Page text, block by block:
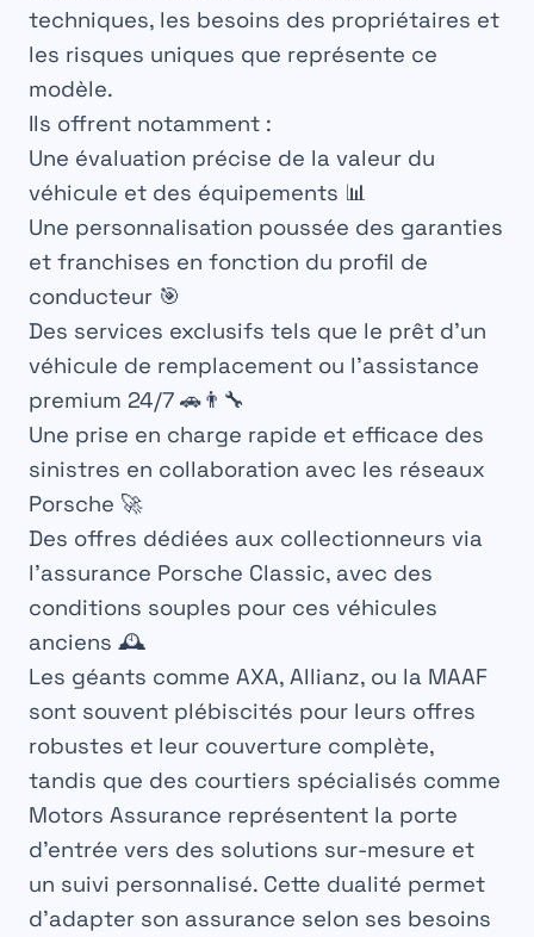
techniques, les besoins des propriétaires et
les risques uniques que représente ce
modèle.
Ils offrent notamment :
Une évaluation précise de la valeur du
véhicule et des équipements 📊
Une personnalisation poussée des garanties
et franchises en fonction du profil de
conducteur 🎯
Des services exclusifs tels que le prêt d’un
véhicule de remplacement ou l’assistance
premium 24/7 🚗👨‍🔧
Une prise en charge rapide et efficace des
sinistres en collaboration avec les réseaux
Porsche 🚀
Des offres dédiées aux collectionneurs via
l’assurance Porsche Classic, avec des
conditions souples pour ces véhicules
anciens 🕰️
Les géants comme AXA, Allianz, ou la MAAF
sont souvent plébiscités pour leurs offres
robustes et leur couverture complète,
tandis que des courtiers spécialisés comme
Motors Assurance représentent la porte
d’entrée vers des solutions sur-mesure et
un suivi personnalisé. Cette dualité permet
d’adapter son assurance selon ses besoins